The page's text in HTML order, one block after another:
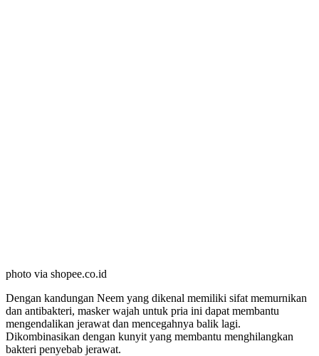
photo via shopee.co.id
Dengan kandungan Neem yang dikenal memiliki sifat memurnikan
dan antibakteri, masker wajah untuk pria ini dapat membantu
mengendalikan jerawat dan mencegahnya balik lagi.
Dikombinasikan dengan kunyit yang membantu menghilangkan
bakteri penyebab jerawat.